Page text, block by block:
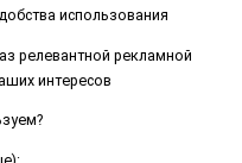
использования
релевантной рекламной
интересов